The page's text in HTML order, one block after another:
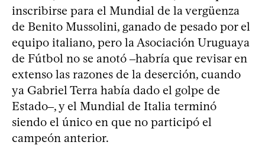
inscribirse para el Mundial de la vergüenza
de Benito Mussolini, ganado de pesado por el
equipo italiano, pero la Asociación Uruguaya
de Fútbol no se anotó ‒habría que revisar en
extenso las razones de la deserción, cuando
ya Gabriel Terra había dado el golpe de
Estado‒, y el Mundial de Italia terminó
siendo el único en que no participó el
campeón anterior.